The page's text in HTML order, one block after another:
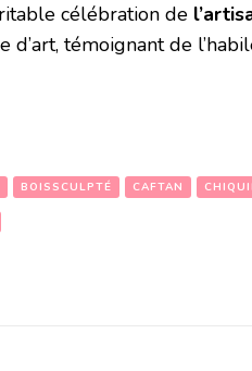
célébration de
témoignant de
BOISSCULPTÉ CAFTAN